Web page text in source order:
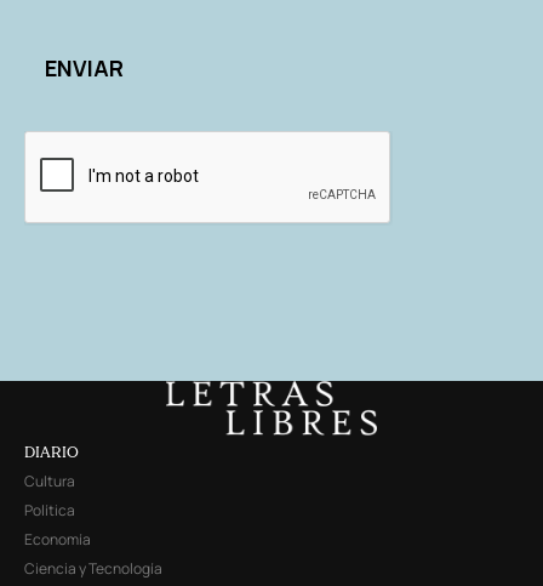
DIARIO
Cultura
Política
Economía
Ciencia y Tecnología